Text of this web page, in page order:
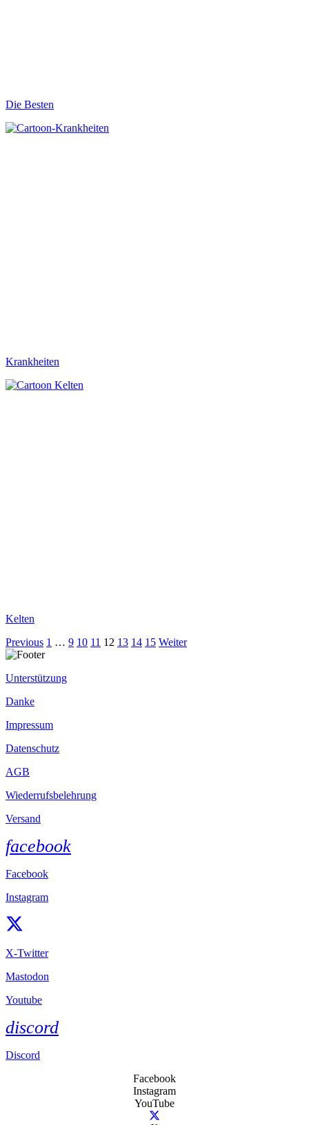
Die Besten
Krankheiten
Kelten
Previous 1 … 9 10 11 12 13 14 15 Weiter
Unterstützung
Danke
Impressum
Datenschutz
AGB
Wiederrufsbelehrung
Versand
facebook
Facebook
Instagram
X-Twitter
Mastodon
Youtube
discord
Discord
Facebook
Instagram
YouTube